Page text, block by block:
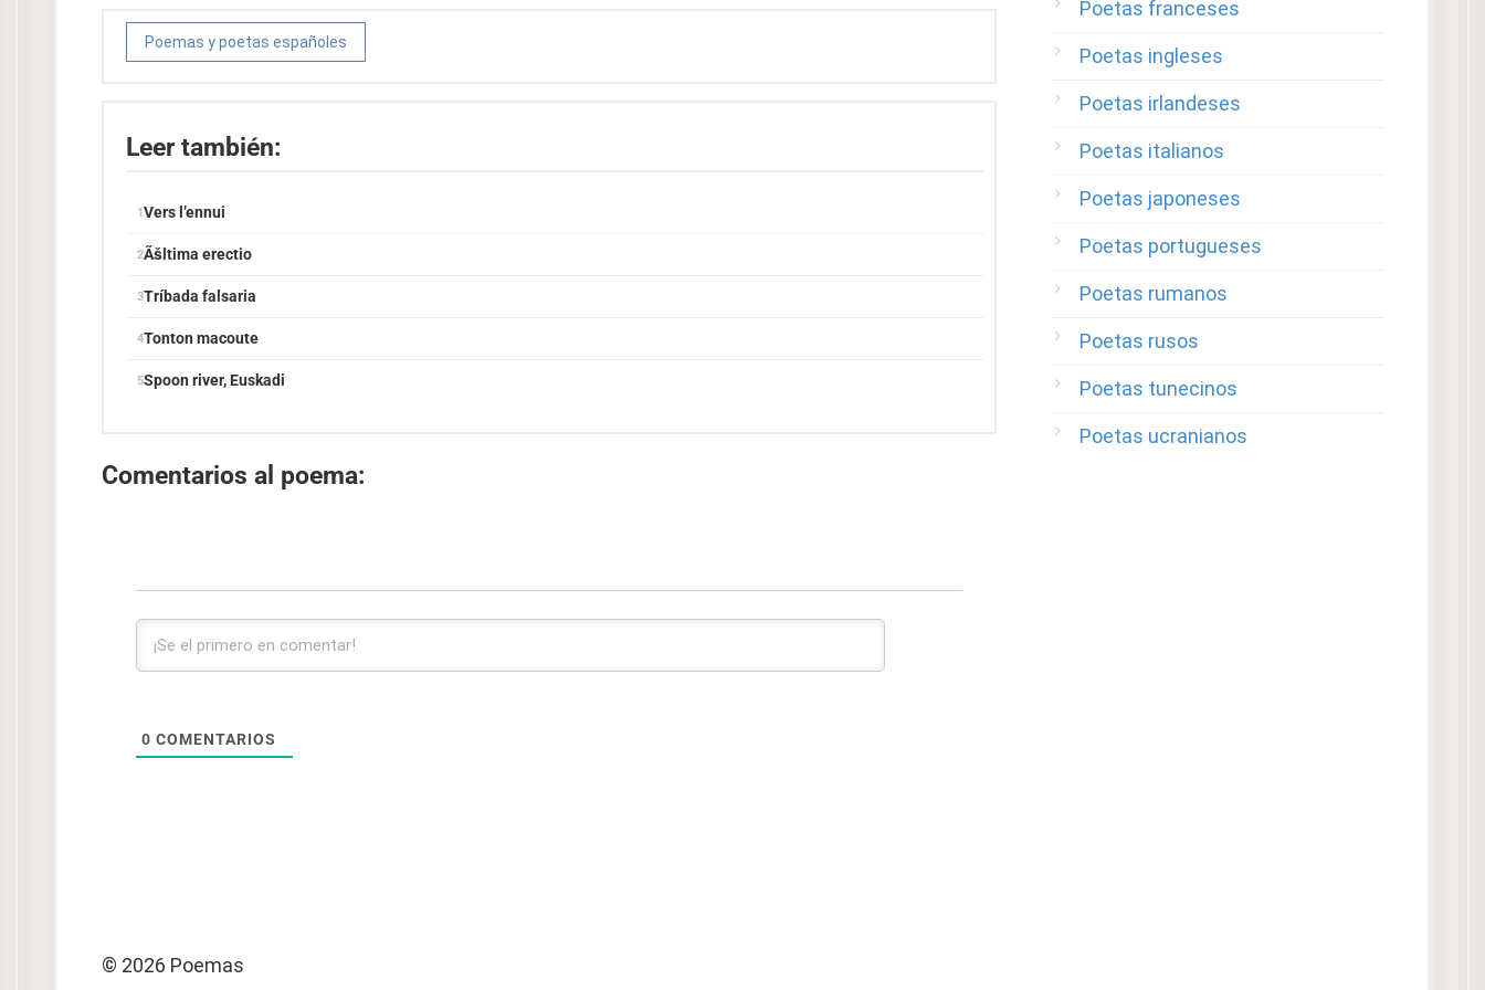
Poemas y poetas españoles
Leer también:
Vers l’ennui
Ãšltima erectio
Tríbada falsaria
Tonton macoute
Spoon river, Euskadi
Comentarios al poema:
0 COMENTARIOS
Poetas franceses
Poetas ingleses
Poetas irlandeses
Poetas italianos
Poetas japoneses
Poetas portugueses
Poetas rumanos
Poetas rusos
Poetas tunecinos
Poetas ucranianos
© 2026 Poemas